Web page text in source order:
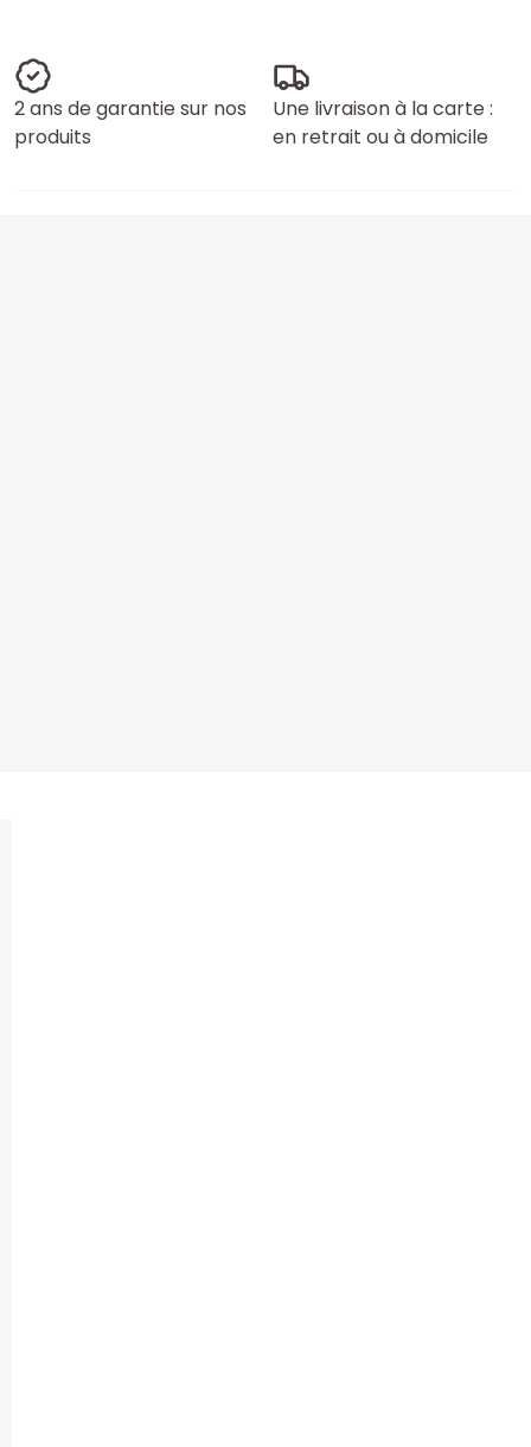
2 ans de garantie sur nos
produits
Une livraison à la carte :
en retrait ou à domicile